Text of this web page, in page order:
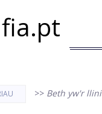
>> Beth yw'r